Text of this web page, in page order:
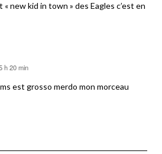
new kid in town » des Eagles c’est en
h 20 min
est grosso merdo mon morceau